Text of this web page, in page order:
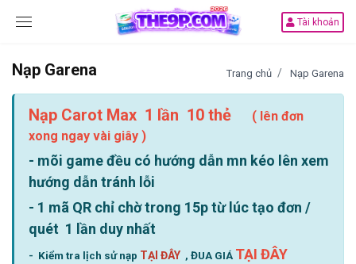
Tài khoản
Nạp Garena Trang chủ Nạp Garena
Nạp Carot Max 1 lần 10 thẻ
( lên đơn
xong ngay vài giây )
- mõi game đều có hướng dẫn mn kéo lên xem
hướng dẫn tránh lỗi
- 1 mã QR chỉ chờ trong 15p từ lúc tạo đơn /
quét 1 lần duy nhất
- Kiểm tra lịch sử nạp TẠI ĐÂY, ĐUA GIÁ TẠI ĐÂY